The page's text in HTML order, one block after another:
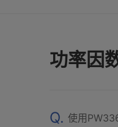
功率因
Q. 使用